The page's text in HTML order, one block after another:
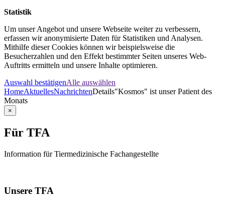
Statistik
Um unser Angebot und unsere Webseite weiter zu verbessern,
erfassen wir anonymisierte Daten für Statistiken und Analysen.
Mithilfe dieser Cookies können wir beispielsweise die
Besucherzahlen und den Effekt bestimmter Seiten unseres Web-
Auftritts ermitteln und unsere Inhalte optimieren.
Auswahl bestätigenAlle auswählen
HomeAktuellesNachrichtenDetails"Kosmos" ist unser Patient des
Monats
×
Für TFA
Information für Tiermedizinische Fachangestellte
Unsere TFA